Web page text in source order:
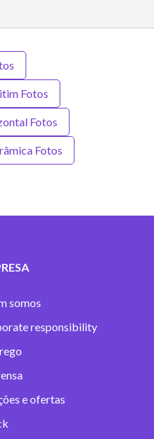
Fotos
Fotos
Fotos
somos
responsibility
e ofertas